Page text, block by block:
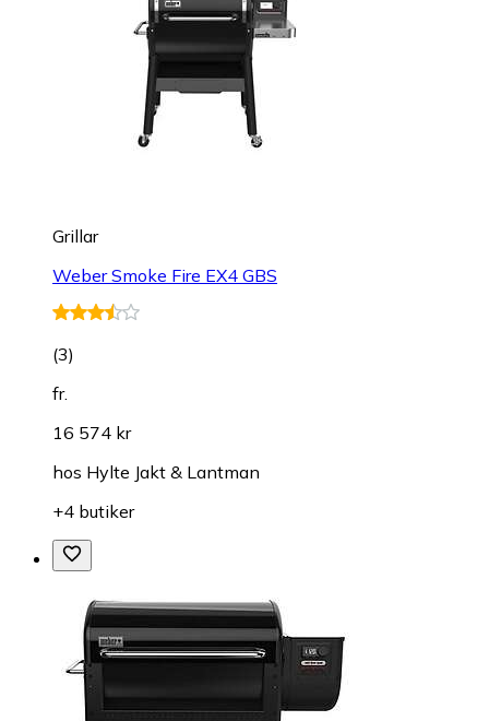
Grillar
Weber Smoke Fire EX4 GBS
(3)
fr.
16 574 kr
hos Hylte Jakt & Lantman
+4 butiker